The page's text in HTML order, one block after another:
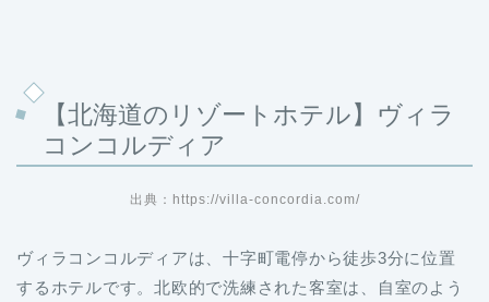
【北海道のリゾートホテル】ヴィラ
コンコルディア
出典：https://villa-concordia.com/
ヴィラコンコルディアは、十字町電停から徒歩3分に位置
するホテルです。北欧的で洗練された客室は、自室のよう